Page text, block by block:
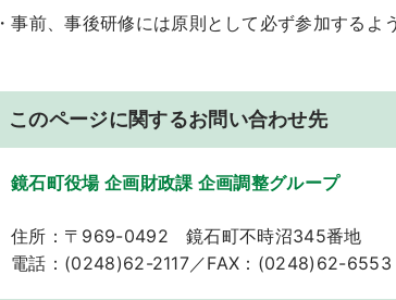
・事前、事後研修には原則として必ず参加するよ
このページに関するお問い合わせ先
鏡石町役場 企画財政課 企画調整グループ
住所：〒969-0492 鏡石町不時沼345番地
電話：(0248)62-2117／FAX：(0248)62-6553